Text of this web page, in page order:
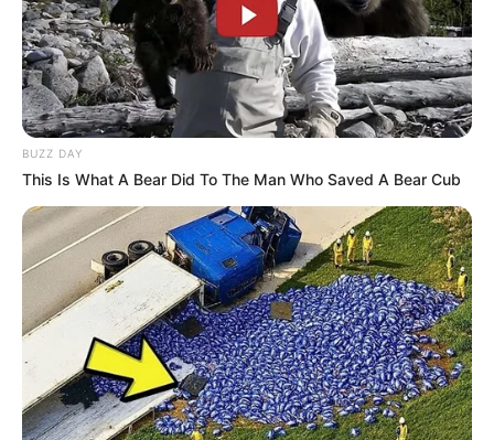
Raden Kian Santang
Episode 1 – Terakhir
(Sinetron MNCTV)
BUZZ DAY
This Is What A Bear Did To The Man Who Saved A Bear Cub